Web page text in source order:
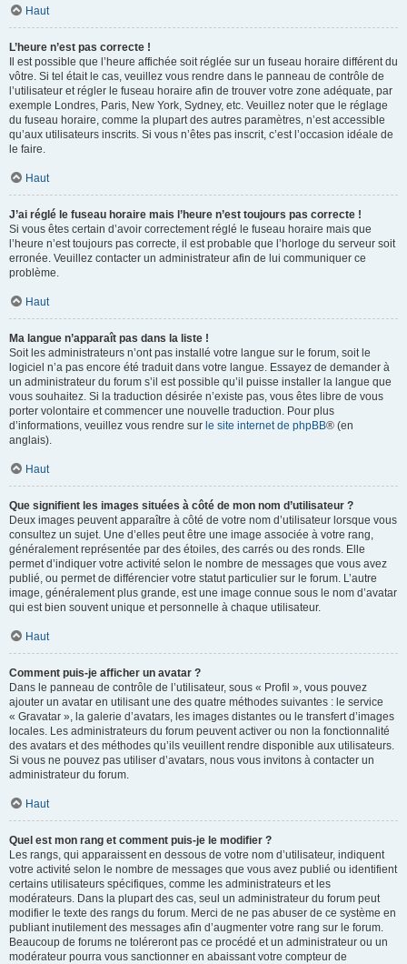
Haut
L’heure n’est pas correcte !
Il est possible que l’heure affichée soit réglée sur un fuseau horaire différent du
vôtre. Si tel était le cas, veuillez vous rendre dans le panneau de contrôle de
l’utilisateur et régler le fuseau horaire afin de trouver votre zone adéquate, par
exemple Londres, Paris, New York, Sydney, etc. Veuillez noter que le réglage
du fuseau horaire, comme la plupart des autres paramètres, n’est accessible
qu’aux utilisateurs inscrits. Si vous n’êtes pas inscrit, c’est l’occasion idéale de
le faire.
Haut
J’ai réglé le fuseau horaire mais l’heure n’est toujours pas correcte !
Si vous êtes certain d’avoir correctement réglé le fuseau horaire mais que
l’heure n’est toujours pas correcte, il est probable que l’horloge du serveur soit
erronée. Veuillez contacter un administrateur afin de lui communiquer ce
problème.
Haut
Ma langue n’apparaît pas dans la liste !
Soit les administrateurs n’ont pas installé votre langue sur le forum, soit le
logiciel n’a pas encore été traduit dans votre langue. Essayez de demander à
un administrateur du forum s’il est possible qu’il puisse installer la langue que
vous souhaitez. Si la traduction désirée n’existe pas, vous êtes libre de vous
porter volontaire et commencer une nouvelle traduction. Pour plus
d’informations, veuillez vous rendre sur le site internet de phpBB® (en
anglais).
Haut
Que signifient les images situées à côté de mon nom d’utilisateur ?
Deux images peuvent apparaître à côté de votre nom d’utilisateur lorsque vous
consultez un sujet. Une d’elles peut être une image associée à votre rang,
généralement représentée par des étoiles, des carrés ou des ronds. Elle
permet d’indiquer votre activité selon le nombre de messages que vous avez
publié, ou permet de différencier votre statut particulier sur le forum. L’autre
image, généralement plus grande, est une image connue sous le nom d’avatar
qui est bien souvent unique et personnelle à chaque utilisateur.
Haut
Comment puis-je afficher un avatar ?
Dans le panneau de contrôle de l’utilisateur, sous « Profil », vous pouvez
ajouter un avatar en utilisant une des quatre méthodes suivantes : le service
« Gravatar », la galerie d’avatars, les images distantes ou le transfert d’images
locales. Les administrateurs du forum peuvent activer ou non la fonctionnalité
des avatars et des méthodes qu’ils veuillent rendre disponible aux utilisateurs.
Si vous ne pouvez pas utiliser d’avatars, nous vous invitons à contacter un
administrateur du forum.
Haut
Quel est mon rang et comment puis-je le modifier ?
Les rangs, qui apparaissent en dessous de votre nom d’utilisateur, indiquent
votre activité selon le nombre de messages que vous avez publié ou identifient
certains utilisateurs spécifiques, comme les administrateurs et les
modérateurs. Dans la plupart des cas, seul un administrateur du forum peut
modifier le texte des rangs du forum. Merci de ne pas abuser de ce système en
publiant inutilement des messages afin d’augmenter votre rang sur le forum.
Beaucoup de forums ne toléreront pas ce procédé et un administrateur ou un
modérateur pourra vous sanctionner en abaissant votre compteur de